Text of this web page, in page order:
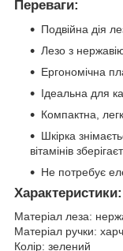
Переваги:
Подвійна дія
Лезо з
Ергономічна
Ідеальна для
Компактна,
Шкірка
вітамінів
Не потребує
Характеристики:
Матеріал леза:
Матеріал ручки:
Колір: зелений